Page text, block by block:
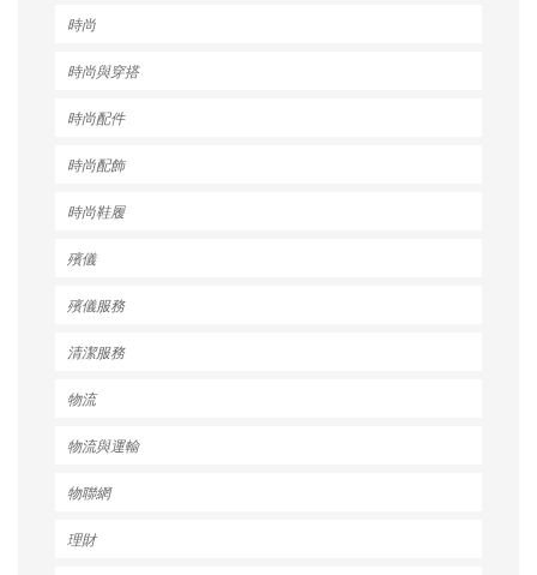
時尚
時尚與穿搭
時尚配件
時尚配飾
時尚鞋履
殯儀
殯儀服務
清潔服務
物流
物流與運輸
物聯網
理財